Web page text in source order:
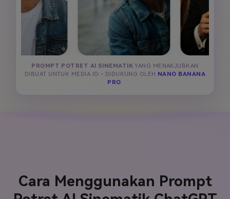
PROMPT POTRET AI SINEMATIK YANG MENAKJUBKAN
DIBUAT UNTUK MEDIA.IO - DIDUKUNG OLEH
NANO BANANA
PRO.
Cara Menggunakan Prompt